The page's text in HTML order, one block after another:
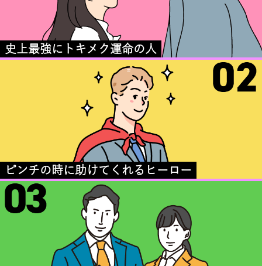
史上最強にトキメク運命の人
ピンチの時に助けてくれるヒーロー